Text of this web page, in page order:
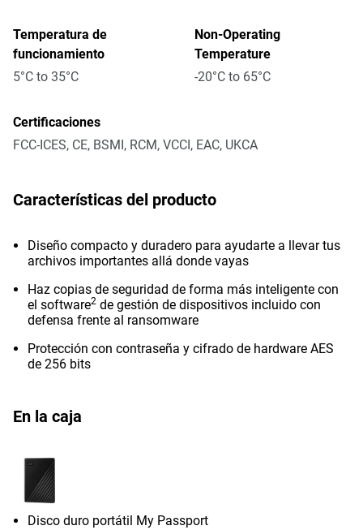
Temperatura de
funcionamiento
5°C to 35°C
Non-Operating
Temperature
-20°C to 65°C
Certificaciones
FCC-ICES, CE, BSMI, RCM, VCCI, EAC, UKCA
Características del producto
Diseño compacto y duradero para ayudarte a llevar tus
archivos importantes allá donde vayas
Haz copias de seguridad de forma más inteligente con
el software2 de gestión de dispositivos incluido con
defensa frente al ransomware
Protección con contraseña y cifrado de hardware AES
de 256 bits
En la caja
Disco duro portátil My Passport